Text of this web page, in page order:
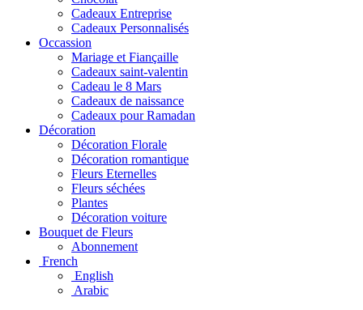
Cadeaux Entreprise
Cadeaux Personnalisés
Occassion
Mariage et Fiançaille
Cadeaux saint-valentin
Cadeau le 8 Mars
Cadeaux de naissance
Cadeaux pour Ramadan
Décoration
Décoration Florale
Décoration romantique
Fleurs Eternelles
Fleurs séchées
Plantes
Décoration voiture
Bouquet de Fleurs
Abonnement
French
English
Arabic